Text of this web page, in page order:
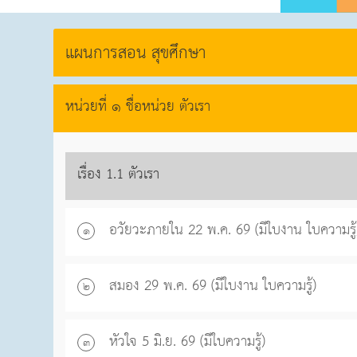
แผนการสอน สุขศึกษา
หน่วยที่ ๑ ชื่อหน่วย ตัวเรา
เรื่อง 1.1 ตัวเรา
๑ อวัยวะภายใน 22 พ.ค. 69 (มีใบงาน ใบความ
๒ สมอง 29 พ.ค. 69 (มีใบงาน ใบความรู้)
๓ หัวใจ 5 มิ.ย. 69 (มีใบความรู้)